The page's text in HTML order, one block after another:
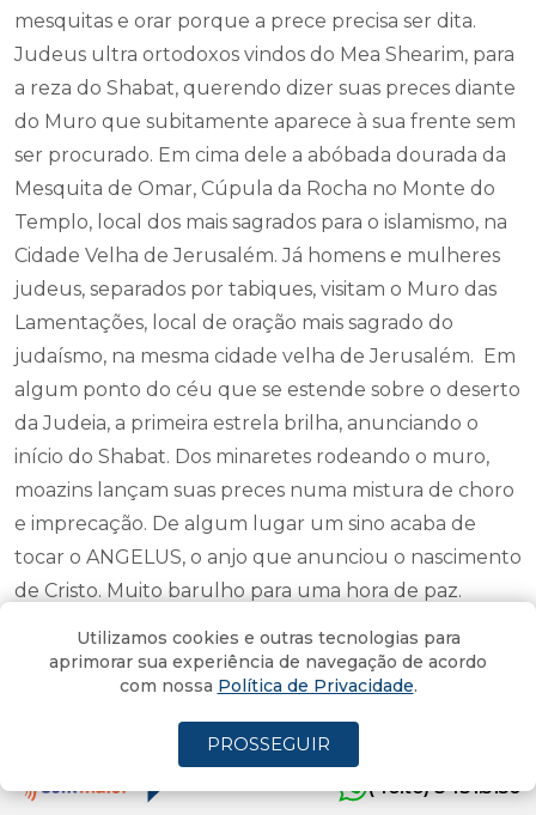
mesquitas e orar porque a prece precisa ser dita.
Judeus ultra ortodoxos vindos do Mea Shearim, para
a reza do Shabat, querendo dizer suas preces diante
do Muro que subitamente aparece à sua frente sem
ser procurado. Em cima dele a abóbada dourada da
Mesquita de Omar, Cúpula da Rocha no Monte do
Templo, local dos mais sagrados para o islamismo, na
Cidade Velha de Jerusalém. Já homens e mulheres
judeus, separados por tabiques, visitam o Muro das
Lamentações, local de oração mais sagrado do
judaísmo, na mesma cidade velha de Jerusalém. Em
algum ponto do céu que se estende sobre o deserto
da Judeia, a primeira estrela brilha, anunciando o
início do Shabat. Dos minaretes rodeando o muro,
moazins lançam suas preces numa mistura de choro
e imprecação. De algum lugar um sino acaba de
tocar o ANGELUS, o anjo que anunciou o nascimento
de Cristo. Muito barulho para uma hora de paz.
Lúcio, Viajante
Atualizado em 10/12/2019 - 20:51
(4oito) 3431.5150
Utilizamos cookies e outras tecnologias para
aprimorar sua experiência de navegação de acordo
com nossa Política de Privacidade.
PROSSEGUIR